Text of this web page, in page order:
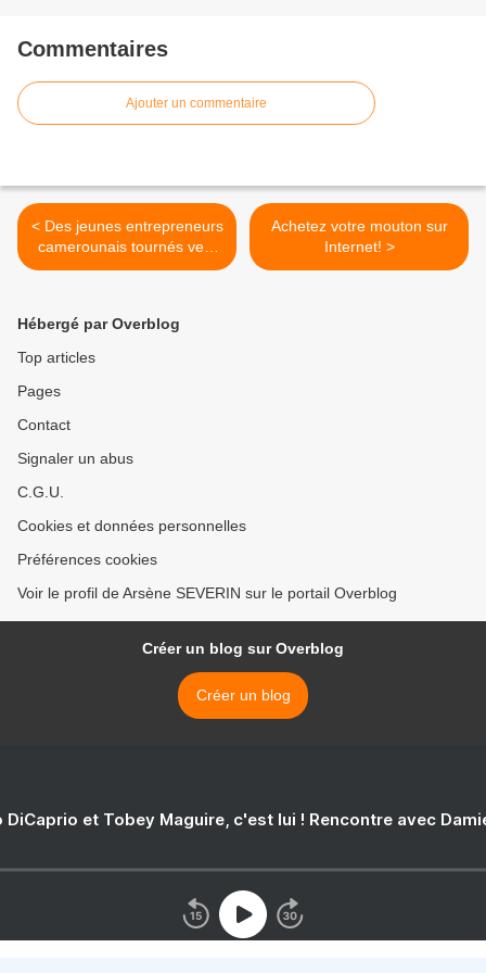
Commentaires
Ajouter un commentaire
< Des jeunes entrepreneurs
camerounais tournés vers
le digital
Achetez votre mouton sur
Internet! >
Hébergé par Overblog
Top articles
Pages
Contact
Signaler un abus
C.G.U.
Cookies et données personnelles
Préférences cookies
Voir le profil de Arsène SEVERIN sur le portail Overblog
Créer un blog sur Overblog
Créer un blog
DiCaprio et Tobey Maguire, c'est lui ! Rencontre avec